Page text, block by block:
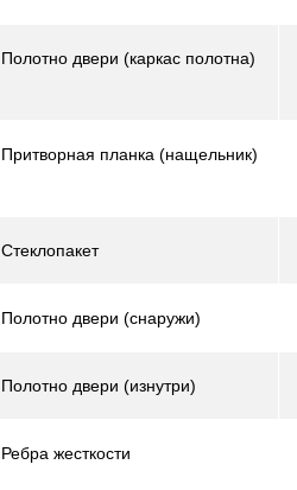
Полотно двери (каркас полотна)
Притворная планка (нащельник)
Стеклопакет
Полотно двери (снаружи)
Полотно двери (изнутри)
Ребра жесткости